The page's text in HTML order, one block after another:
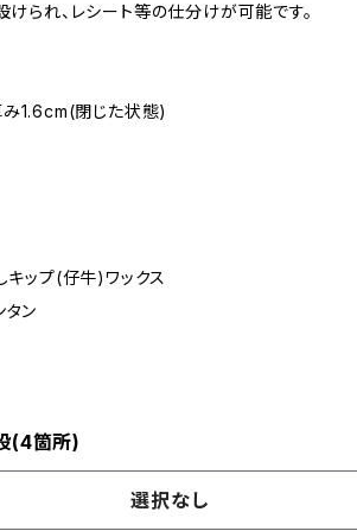
られ、レシート等の仕分けが可能です。
1.6cm(閉じた状態)
ップ(仔牛)ワックス
タン
(4箇所)
選択なし